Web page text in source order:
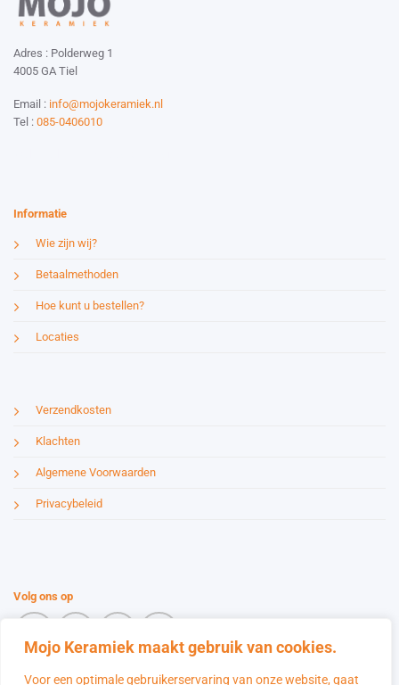
Mojo Keramiek maakt gebruik van cookies.
Voor een optimale gebruikerservaring van onze website, gaat
Adres : Polderweg 1
4005 GA Tiel
Email : info@mojokeramiek.nl
Tel : 085-0406010
Informatie
Wie zijn wij?
Betaalmethoden
Hoe kunt u bestellen?
Locaties
Verzendkosten
Klachten
Algemene Voorwaarden
Privacybeleid
Volg ons op